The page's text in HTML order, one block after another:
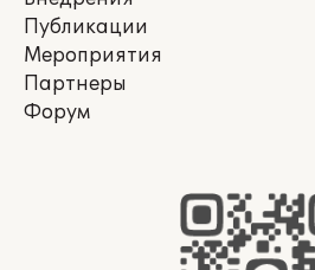
Публикации
Мероприятия
Партнеры
Форум